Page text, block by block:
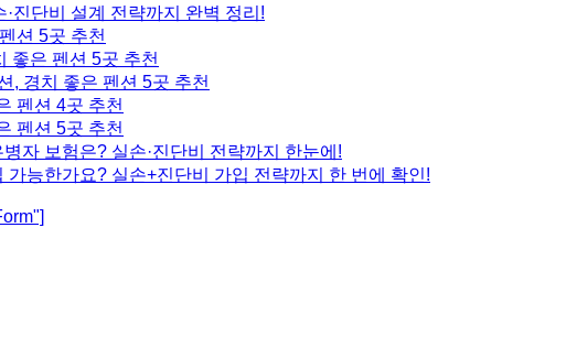
진단비 설계 전략까지 완벽 정리!
션 5곳 추천
좋은 펜션 5곳 추천
, 경치 좋은 펜션 5곳 추천
펜션 4곳 추천
펜션 5곳 추천
자 보험은? 실손·진단비 전략까지 한눈에!
능한가요? 실손+진단비 가입 전략까지 한 번에 확인!